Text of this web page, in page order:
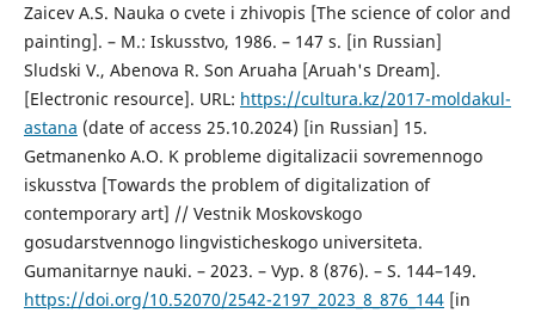
Zaicev A.S. Nauka o cvete i zhivopis [The science of color and
painting]. – M.: Iskusstvo, 1986. – 147 s. [in Russian]
Sludski V., Abenova R. Son Aruaha [Aruah's Dream].
[Electronic resource]. URL: https://cultura.kz/2017-moldakul-
astana (date of access 25.10.2024) [in Russian] 15.
Getmanenko A.O. K probleme digitalizacii sovremennogo
iskusstva [Towards the problem of digitalization of
contemporary art] // Vestnik Moskovskogo
gosudarstvennogo lingvisticheskogo universiteta.
Gumanitarnye nauki. – 2023. – Vyp. 8 (876). – S. 144–149.
https://doi.org/10.52070/2542-2197_2023_8_876_144[in